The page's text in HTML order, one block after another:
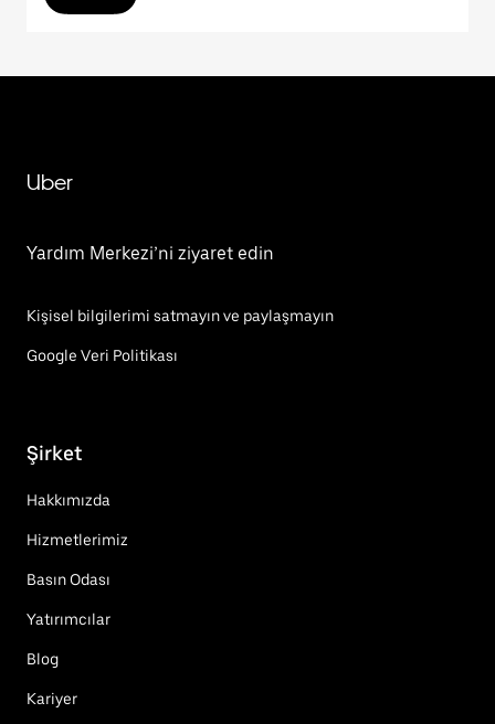
Uber
Yardım Merkezi’ni ziyaret edin
Kişisel bilgilerimi satmayın ve paylaşmayın
Google Veri Politikası
Şirket
Hakkımızda
Hizmetlerimiz
Basın Odası
Yatırımcılar
Blog
Kariyer